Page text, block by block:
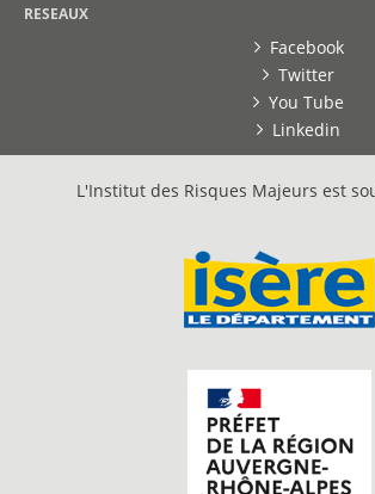
RESEAUX
Facebook
Twitter
You Tube
Linkedin
L'Institut des Risques Majeurs est